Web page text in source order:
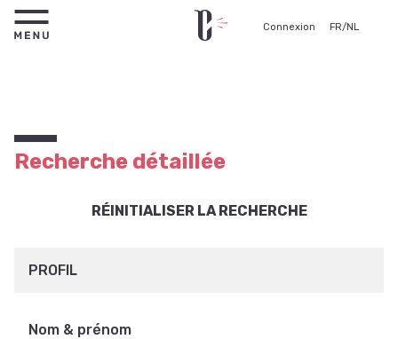
Connexion FR/NL
Recherche détaillée
RÉINITIALISER LA RECHERCHE
PROFIL
Nom & prénom